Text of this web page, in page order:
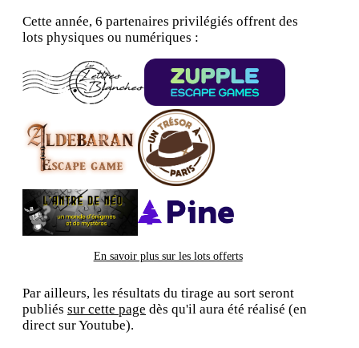
Cette année, 6 partenaires privilégiés offrent des
lots physiques ou numériques :
En savoir plus sur les lots offerts
Par ailleurs, les résultats du tirage au sort seront
publiés sur cette page dès qu'il aura été réalisé (en
direct sur Youtube).